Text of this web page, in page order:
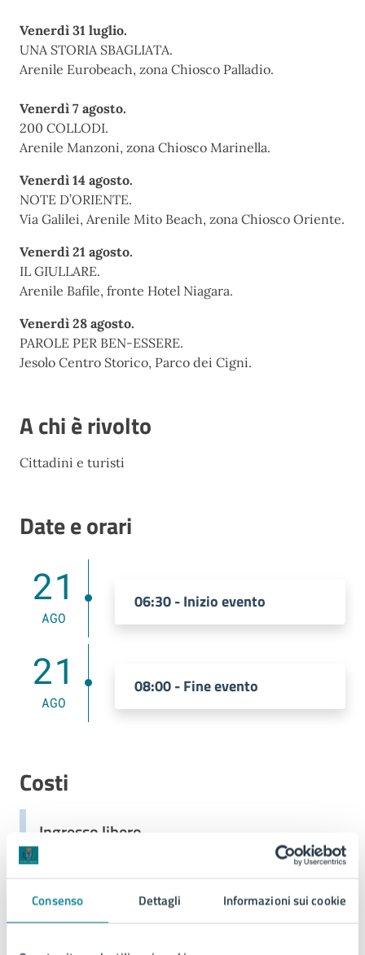
Consenso Dettagli Informazioni sui cookie
Venerdì 31 luglio.
UNA STORIA SBAGLIATA.
Arenile Eurobeach, zona Chiosco Palladio.
Venerdì 7 agosto.
200 COLLODI.
Arenile Manzoni, zona Chiosco Marinella.
Venerdì 14 agosto.
NOTE D’ORIENTE.
Via Galilei, Arenile Mito Beach, zona Chiosco Oriente.
Venerdì 21 agosto.
IL GIULLARE.
Arenile Bafile, fronte Hotel Niagara.
Venerdì 28 agosto.
PAROLE PER BEN-ESSERE.
Jesolo Centro Storico, Parco dei Cigni.
A chi è rivolto
Cittadini e turisti
Date e orari
21
AGO
06:30 - Inizio evento
21
AGO
08:00 - Fine evento
Costi
Ingresso libero
Allegati